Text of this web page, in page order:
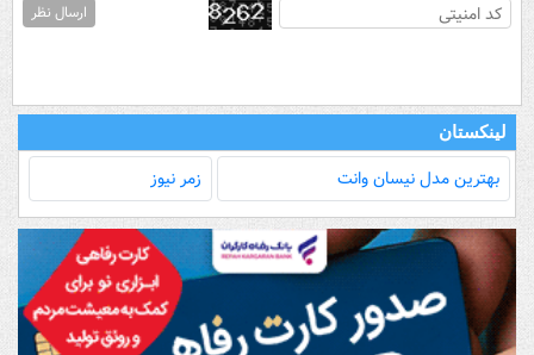
ارسال نظر
لینکستان
بهترین مدل‌ نیسان وانت زمر نیوز